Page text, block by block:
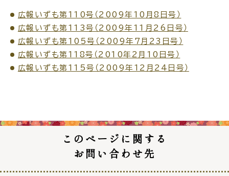
ライフライン
便利なサービス
広報いずも第110号（2009年10月8日号）
広報いずも第113号（2009年11月26日号）
広報いずも第105号（2009年7月23日号）
広報いずも第118号（2010年2月10日号）
広報いずも第115号（2009年12月24日号）
このページに関する
お問い合わせ先